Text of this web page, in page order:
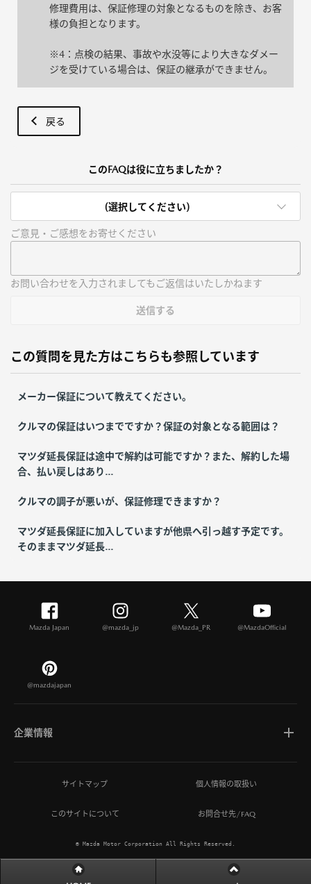
修理費用は、保証修理の対象となるものを除き、お客
様の負担となります。
※4：点検の結果、事故や水没等により大きなダメー
ジを受けている場合は、保証の継承ができません。
戻る
このFAQは役に立ちましたか？
(選択してください)
ご意見・ご感想をお寄せください
お問い合わせを入力されましてもご返信はいたしかねます
送信する
この質問を見た方はこちらも参照しています
メーカー保証について教えてください。
クルマの保証はいつまでですか？保証の対象となる範囲は？
マツダ延長保証は途中で解約は可能ですか？また、解約した場
合、払い戻しはあり...
クルマの調子が悪いが、保証修理できますか？
マツダ延長保証に加入していますが他県へ引っ越す予定です。
そのままマツダ延長...
Mazda Japan @mazda_jp @Mazda_PR @MazdaOfficial
@mazdajapan
企業情報
マツダについて
ひとを想う価値創造
サイトマップ 個人情報の取扱い
このサイトについて お問合せ先/FAQ
© Mazda Motor Corporation All Rights Reserved.